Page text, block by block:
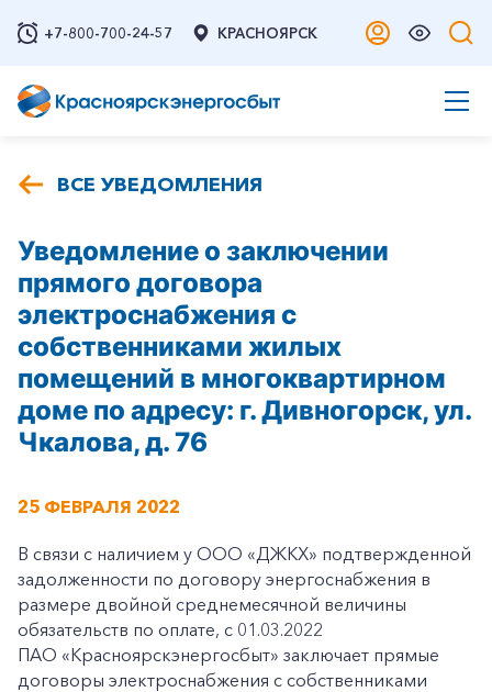
+7-800-700-24-57 КРАСНОЯРСК
ВСЕ УВЕДОМЛЕНИЯ
Уведомление о заключении
прямого договора
электроснабжения с
собственниками жилых
помещений в многоквартирном
доме по адресу: г. Дивногорск, ул.
Чкалова, д. 76
25 ФЕВРАЛЯ 2022
В связи с наличием у ООО «ДЖКХ» подтвержденной
задолженности по договору энергоснабжения в
размере двойной среднемесячной величины
обязательств по оплате, с 01.03.2022
ПАО «Красноярскэнергосбыт» заключает прямые
договоры электроснабжения с собственниками